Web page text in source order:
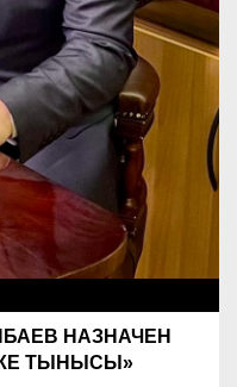
НАЗНАЧЕН
ТЫНЫСЫ»